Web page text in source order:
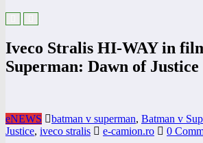
Iveco Stralis HI-WAY in
Superman: Dawn of Justice
eNEWS batman v superman, Batman v
Justice, iveco stralis e-camion.ro 0